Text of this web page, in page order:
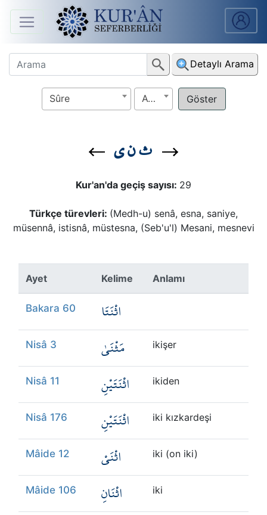
Anasayfa
Sûreler
Arapça
Kur'ân
Kökler
Üyelik
Detaylı Arama
Sûre Ayet
ث ن ي
Kur'an'da geçiş sayısı: 29
Türkçe türevleri: (Medh-u) senâ, esna, saniye,
müsennâ, istisnâ, müstesna, (Seb'u'l) Mesani, mesnevi
Ayet Kelime Anlamı
Bakara 60 اثْنَتَا
Nisâ 3 مَثْنَىٰ ikişer
Nisâ 11 اثْنَتَيْنِ ikiden
Nisâ 176 اثْنَتَيْنِ iki kızkardeşi
Mâide 12 اثْنَيْ iki (on iki)
Mâide 106 اثْنَانِ iki